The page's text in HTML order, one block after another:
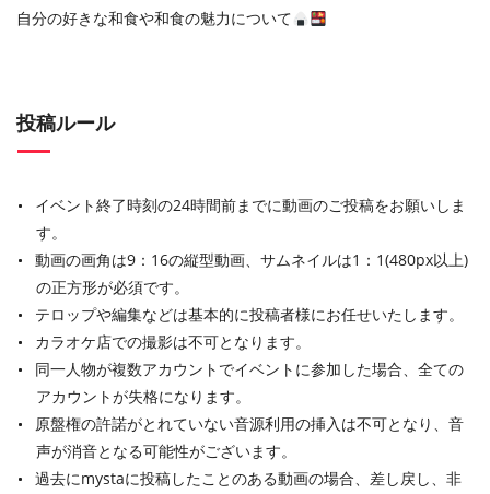
自分の好きな和食や和食の魅力について
投稿ルール
イベント終了時刻の24時間前までに動画のご投稿をお願いしま
す。
動画の画角は9：16の縦型動画、サムネイルは1：1(480px以上)
の正方形が必須です。
テロップや編集などは基本的に投稿者様にお任せいたします。
カラオケ店での撮影は不可となります。
同一人物が複数アカウントでイベントに参加した場合、全ての
アカウントが失格になります。
原盤権の許諾がとれていない音源利用の挿入は不可となり、音
声が消音となる可能性がございます。
過去にmystaに投稿したことのある動画の場合、差し戻し、非